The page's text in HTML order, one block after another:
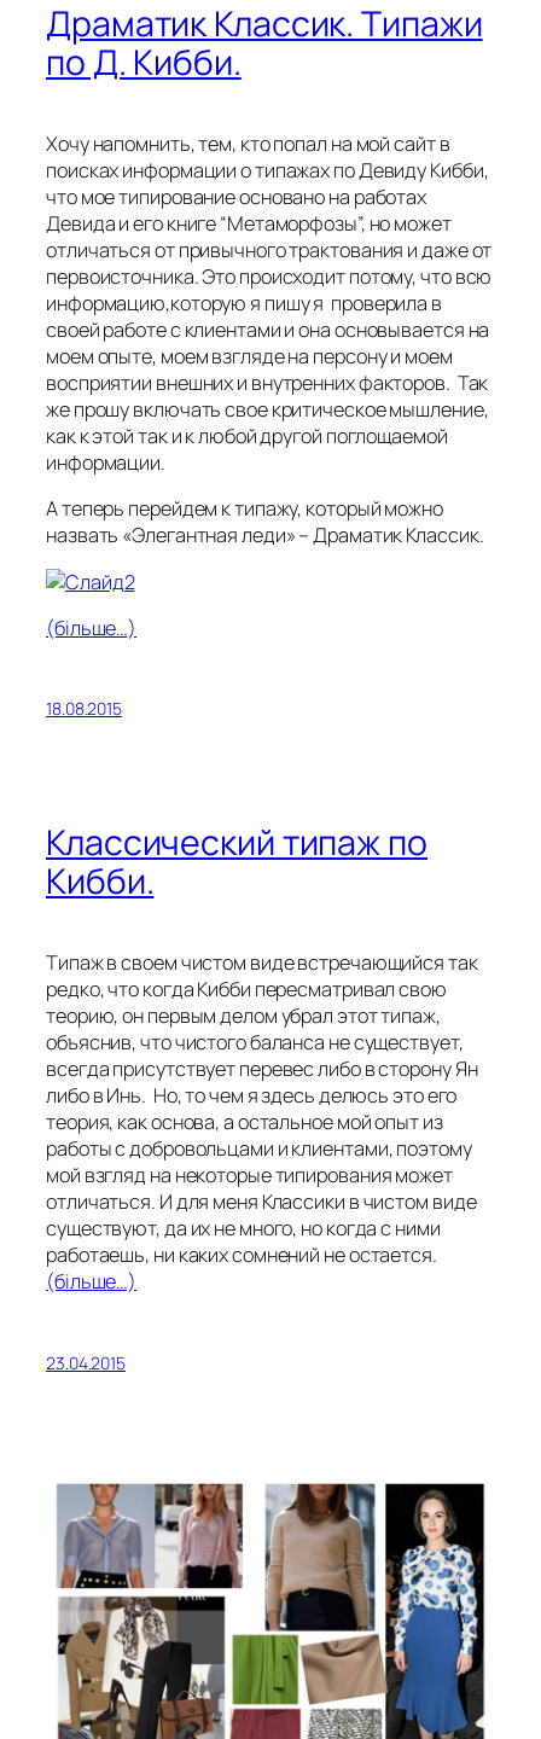
Драматик Классик. Типажи
по Д. Кибби.
Хочу напомнить, тем, кто попал на мой сайт в
поисках информации о типажах по Девиду Кибби,
что мое типирование основано на работах
Девида и его книге “Метаморфозы”, но может
отличаться от привычного трактования и даже от
первоисточника. Это происходит потому, что всю
информацию,которую я пишу я проверила в
своей работе с клиентами и она основывается на
моем опыте, моем взгляде на персону и моем
восприятии внешних и внутренних факторов. Так
же прошу включать свое критическое мышление,
как к этой так и к любой другой поглощаемой
информации.
А теперь перейдем к типажу, который можно
назвать «Элегантная леди» – Драматик Классик.
(більше…)
18.08.2015
Классический типаж по
Кибби.
Типаж в своем чистом виде встречающийся так
редко, что когда Кибби пересматривал свою
теорию, он первым делом убрал этот типаж,
объяснив, что чистого баланса не существует,
всегда присутствует перевес либо в сторону Ян
либо в Инь. Но, то чем я здесь делюсь это его
теория, как основа, а остальное мой опыт из
работы с добровольцами и клиентами, поэтому
мой взгляд на некоторые типирования может
отличаться. И для меня Классики в чистом виде
существуют, да их не много, но когда с ними
работаешь, ни каких сомнений не остается.
(більше…)
23.04.2015